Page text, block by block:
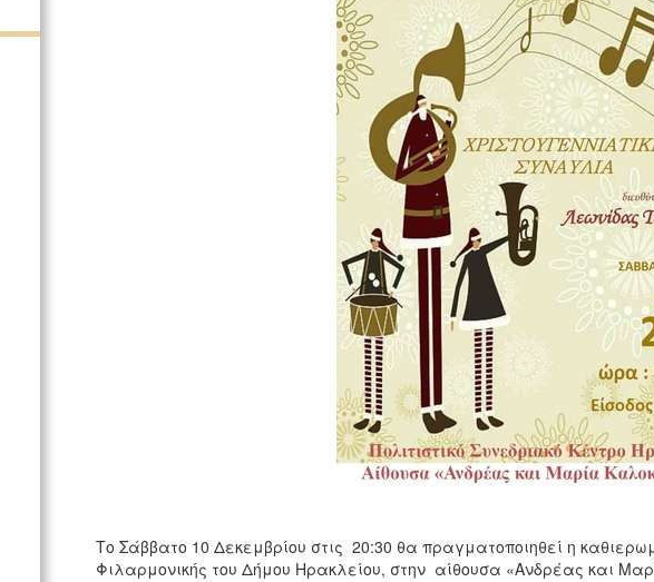
Το Σάββατο 10 Δεκεμβρίου στις 20:30 θα πραγματοποιηθεί η
Φιλαρμονικής του Δήμου Ηρακλείου, στην αίθουσα «Ανδρέας και